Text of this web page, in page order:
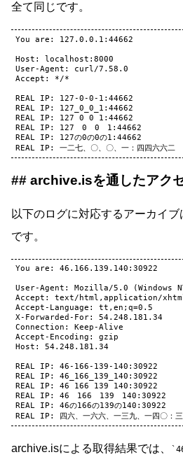
全て同じです。
You are: 127.0.0.1:44662
Host: localhost:8000
User-Agent: curl/7.58.0
Accept: */*
REAL IP: 127-0-0-1:44662
REAL IP: 127_0_0_1:44662
REAL IP: 127 0 0 1:44662
REAL IP: 127　0　0　1:44662
REAL IP: 127の0の0の1:44662
archive.isを通したアク
以下のログに対応するアーカイブ
です。
You are: 46.166.139.140:30922
User-Agent: Mozilla/5.0 (Windows
Accept: text/html,application/
Accept-Language: tt,en;q=0.5
X-Forwarded-For: 54.248.181.34
Connection: Keep-Alive
Accept-Encoding: gzip
Host: 54.248.181.34
REAL IP: 46-166-139-140:30922
REAL IP: 46_166_139_140:30922
REAL IP: 46 166 139 140:30922
REAL IP: 46　166　139　140:30922
REAL IP: 46の166の139の140:30922
archive.isによる取得結果では、